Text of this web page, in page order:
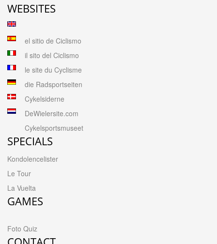
WEBSITES
el sitio de Ciclismo
il sito del Ciclismo
le site du Cyclisme
die Radsportseiten
Cykelsiderne
DeWielersite.com
Cykelsportsmuseet
SPECIALS
Kondolencelister
Le Tour
La Vuelta
GAMES
Foto Quiz